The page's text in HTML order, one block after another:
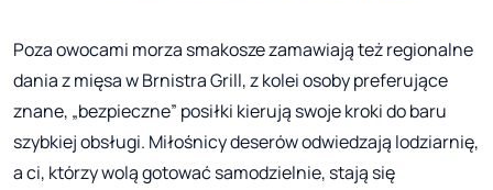
Poza owocami morza smakosze zamawiają też regionalne
dania z mięsa w Brnistra Grill, z kolei osoby preferujące
znane, „bezpieczne” posiłki kierują swoje kroki do baru
szybkiej obsługi. Miłośnicy deserów odwiedzają lodziarnię,
a ci, którzy wolą gotować samodzielnie, stają się